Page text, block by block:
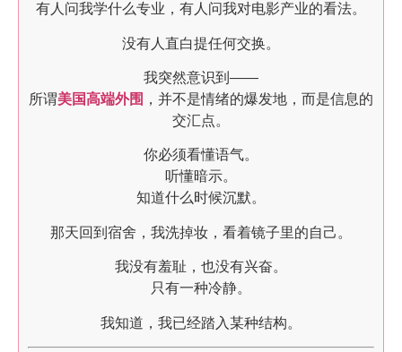
有人问我学什么专业，有人问我对电影产业的看法。
没有人直白提任何交换。
我突然意识到——
所谓美国高端外围 ，并不是情绪的爆发地，而是信息的
交汇点。
你必须看懂语气。
听懂暗示。
知道什么时候沉默。
那天回到宿舍，我洗掉妆，看着镜子里的自己。
我没有羞耻，也没有兴奋。
只有一种冷静。
我知道，我已经踏入某种结构。